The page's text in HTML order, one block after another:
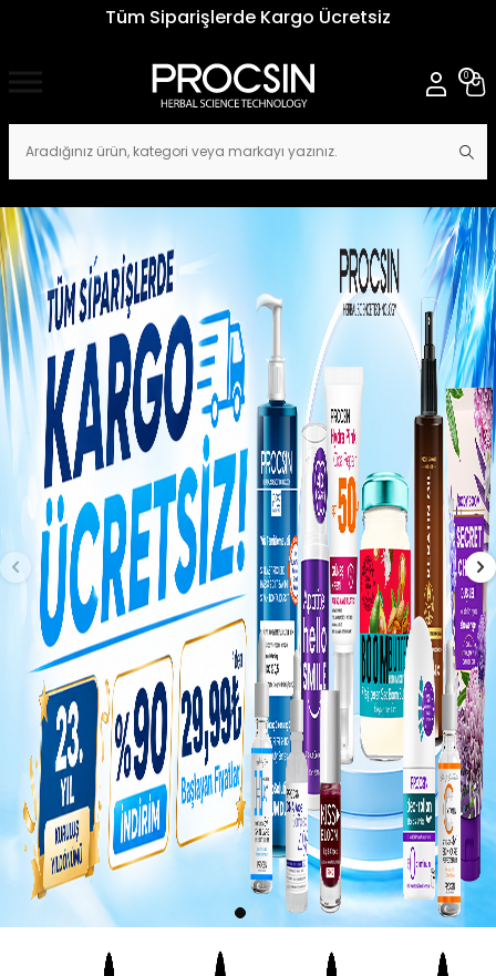
Tüm Siparişlerde Kargo Ücretsiz
0